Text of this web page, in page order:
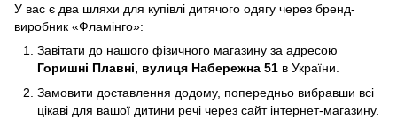
У вас є два шляхи для купівлі дитячого одягу через бренд-
виробник «Фламінго»:
Завітати до нашого фізичного магазину за адресою
Горишні Плавні, вулиця Набережна 51 в України.
Замовити доставлення додому, попередньо вибравши всі
цікаві для вашої дитини речі через сайт інтернет-магазину.